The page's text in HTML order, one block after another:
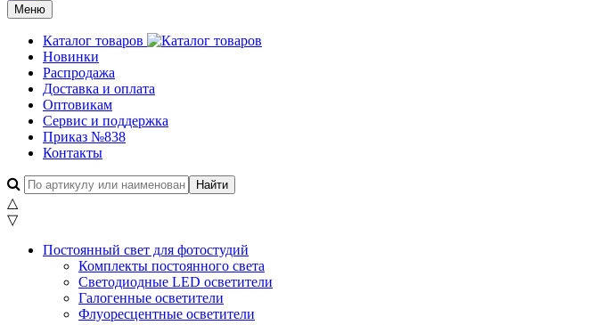
Меню
Каталог товаров
Новинки
Распродажа
Доставка и оплата
Оптовикам
Сервис и поддержка
Приказ №838
Контакты
△
▽
Постоянный свет для фотостудий
Комплекты постоянного света
Светодиодные LED осветители
Галогенные осветители
Флуоресцентные осветители